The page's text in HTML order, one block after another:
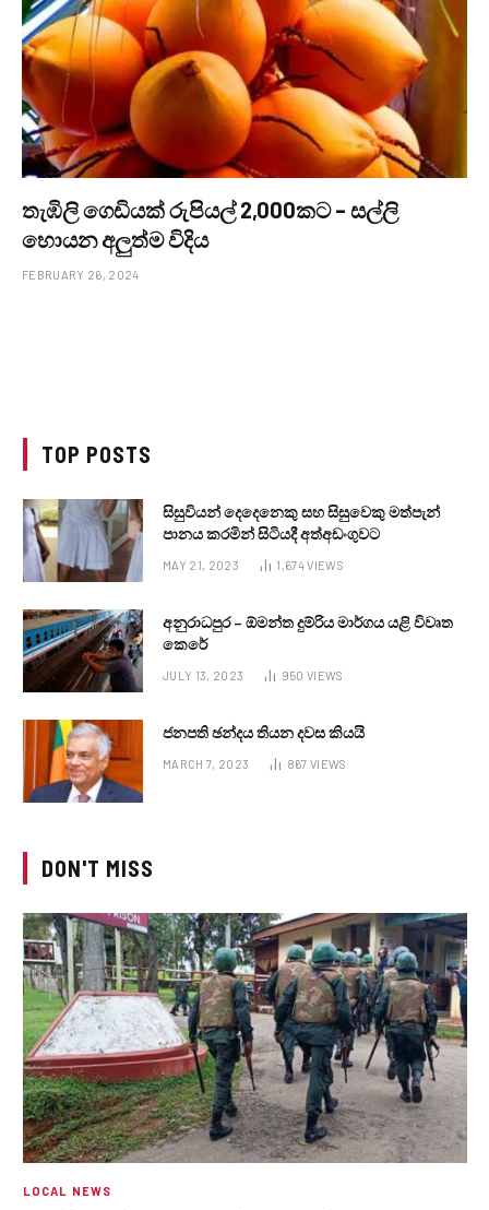
තැඹිලි ගෙඩියක් රුපියල් 2,000කට – සල්ලි
හොයන අලුත්ම විදිය
FEBRUARY 26, 2024
TOP POSTS
සිසුවියන් දෙදෙනෙකු සහ සිසුවෙකු මත්පැන්
පානය කරමින් සිටියදී අත්අඩංගුවට
MAY 21, 2023 1,674VIEWS
අනුරාධපුර – ඕමන්ත දුම්රිය මාර්ගය යළි විවෘත
කෙරේ
JULY 13, 2023 950 VIEWS
ජනපති ඡන්දය තියන දවස කියයි
MARCH 7, 2023 867 VIEWS
DON'T MISS
LOCAL NEWS